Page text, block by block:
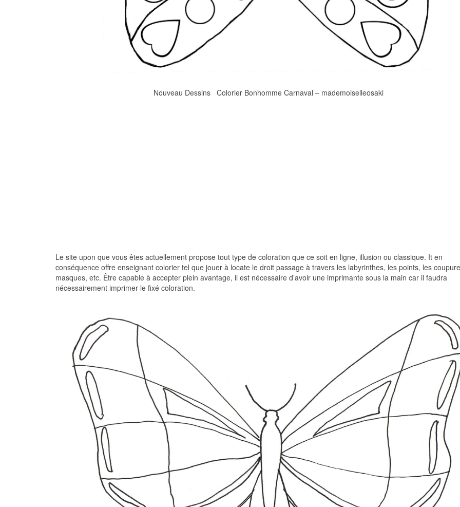
Nouveau Dessins Colorier Bonhomme Carnaval – mademoiselleosaki
Le site upon que vous êtes actuellement propose tout type de coloration que ce soit en ligne, illusion ou classique. It en
conséquence offre enseignant colorier tel que jouer à locate le droit passage à travers les labyrinthes, les points, les
masques, etc. Être capable à accepter plein avantage, il est nécessaire d’avoir une imprimante sous la main car il faudra
nécessairement imprimer le fixé coloration.